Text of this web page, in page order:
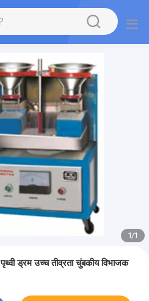
1/1
ड्रम उच्च तीव्रता चुंबकीय विभाजक